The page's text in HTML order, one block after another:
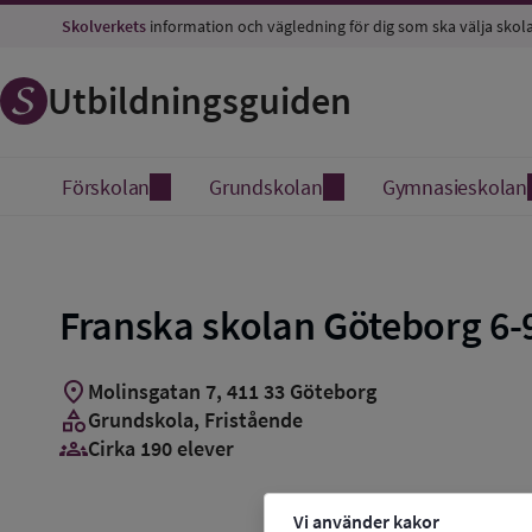
Vi använder kakor
Skolverkets information och vägledning för dig som ska välja
Utbildningsguiden
Förskolan Grundskolan Gymnasieskolan
Franska skolan Göteborg 6-
Spara
location_on Molinsgatan 7, 411 33 Göteborg
categoryGrundskola, Fristående
groups_3Cirka 190 elever